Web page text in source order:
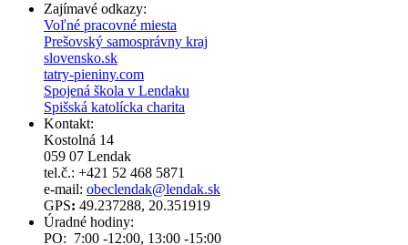
Zajímavé odkazy:
Voľné pracovné miesta
Prešovský samosprávny kraj
slovensko.sk
tatry-pieniny.com
Spojená škola v Lendaku
Spišská katolícka charita
Kontakt:
Kostolná 14
059 07 Lendak
tel.č.: +421 52 468 5871
e-mail: obeclendak@lendak.sk
GPS: 49.237288, 20.351919
Úradné hodiny:
PO: 7:00 -12:00, 13:00 -15:00